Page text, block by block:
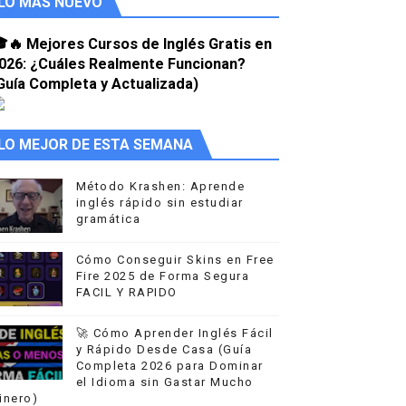
que FUNCIONAN AL 100%
Mejores Cursos de Inglés Gratis en
¿Cuáles Realmente Funcionan?
Completa y Actualizada)
MEJOR DE ESTA SEMANA
Método Krashen: Aprende
inglés rápido sin estudiar
gramática
Cómo Conseguir Skins en Free
Fire 2025 de Forma Segura
FACIL Y RAPIDO
🚀 Cómo Aprender Inglés Fácil
y Rápido Desde Casa (Guía
Completa 2026 para Dominar
el Idioma sin Gastar Mucho